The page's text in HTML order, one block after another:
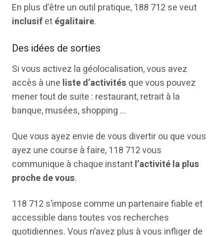
En plus d’être un outil pratique, 188 712 se veut
inclusifetégalitaire.
Des idées de sorties
Si vous activez la géolocalisation, vous avez
accès à une liste d’activités que vous pouvez
mener tout de suite : restaurant, retrait à la
banque, musées, shopping …
Que vous ayez envie de vous divertir ou que vous
ayez une course à faire, 118 712 vous
communique à chaque instantl’activité la plus
proche de vous.
118 712 s’impose comme un partenaire fiable et
accessible dans toutes vos recherches
quotidiennes. Vous n’avez plus à vous infliger de